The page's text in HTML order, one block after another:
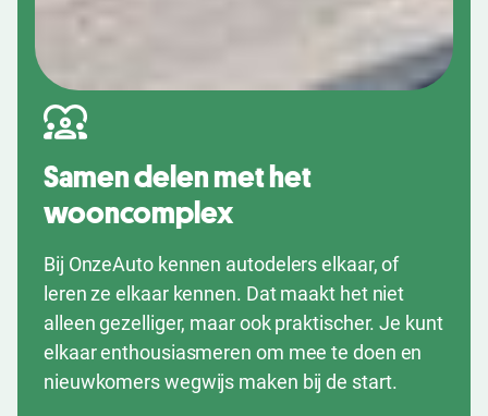
Samen delen met het
wooncomplex
Bij OnzeAuto kennen autodelers elkaar, of
leren ze elkaar kennen. Dat maakt het niet
alleen gezelliger, maar ook praktischer. Je kunt
elkaar enthousiasmeren om mee te doen en
nieuwkomers wegwijs maken bij de start.